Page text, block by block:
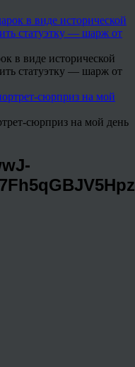
в виде исторической
статуэтку — шарж от
сюрприз на мой день